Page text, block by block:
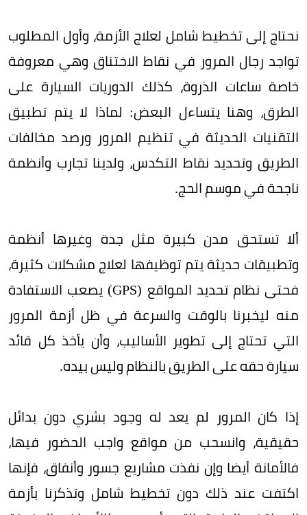
نحتاج إلى تخطيط شامل لعلاج الأزمة، وأول المطلوب
تواجد رجال المرور في نقاط الاختناق وهي معروفة
خاصة ساعات الذروة، كذلك الدوريات السيارة على
الطرق، وهنا يتساءل البعض: لماذا لا يتم تطبيق
التقنيات الحديثة في تنظيم المرور ورصد مخالفات
الطريق وتحديد نقاط التكدس، ولدينا تجارب وأنظمة
ناجحة في موسم الحج.
ألا تستحق مدن كبيرة مثل جدة وغيرها أنظمة
وتطبيقات حديثة يتم توظيفها لعلاج مشكلات كثيرة،
فحتى نظام تحديد المواقع (GPS) يصعب الاستفادة
منه ليخبرنا بالوقت والسرعة في ظل أزمة المرور
التي تحتاج إلى تطوير الأساليب، وأن يأخذ كل قائد
سيارة حقه على الطريق بالنظام وليس بيده.
إذا كان المرور لم يعد له وجود بشري دون بدائل
حقيقية، وانسحب من مواقع واجب الحضور فيها،
فالأمانة أيضا وإن نفذت مشاريع جسور وأنفاق، فإنها
اكتفت عند ذلك دون تخطيط شامل وتذكرنا بأزمة